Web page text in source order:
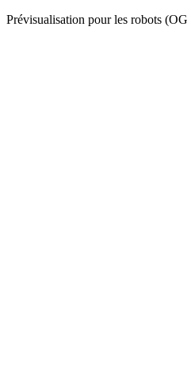
Prévisualisation pour les robots